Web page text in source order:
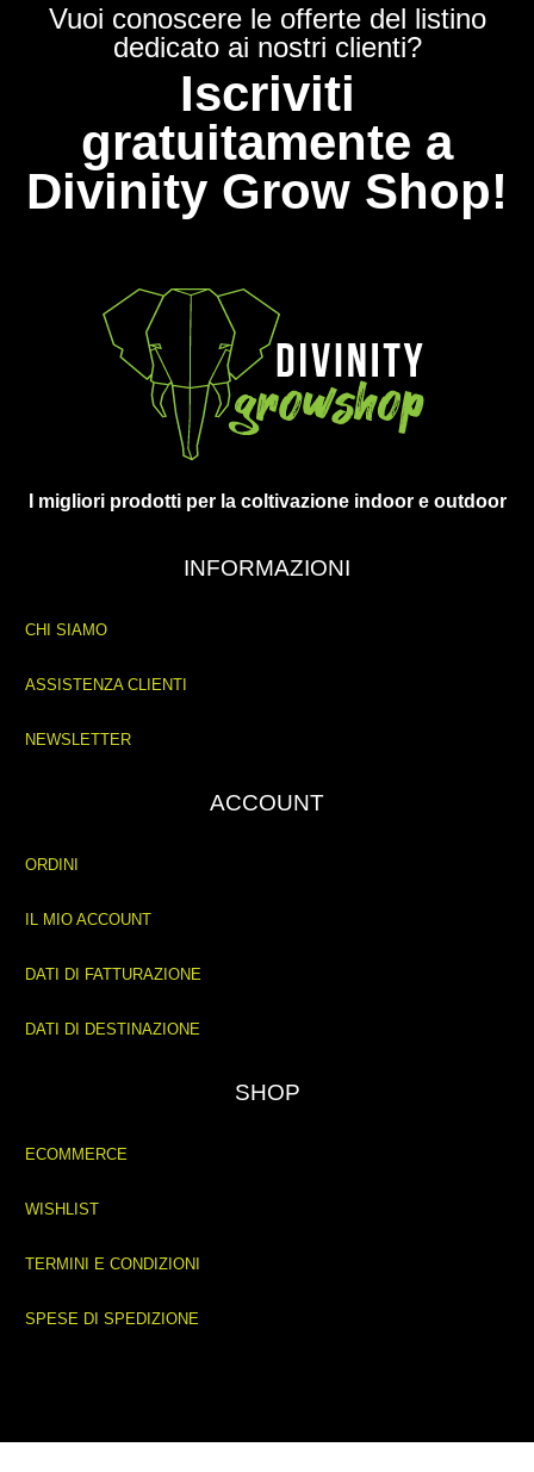
Vuoi conoscere le offerte del listino
dedicato ai nostri clienti?
Iscriviti
gratuitamente a
Divinity Grow Shop!
I migliori prodotti per la coltivazione indoor e outdoor
INFORMAZIONI
CHI SIAMO
ASSISTENZA CLIENTI
NEWSLETTER
ACCOUNT
ORDINI
IL MIO ACCOUNT
DATI DI FATTURAZIONE
DATI DI DESTINAZIONE
SHOP
ECOMMERCE
WISHLIST
TERMINI E CONDIZIONI
SPESE DI SPEDIZIONE